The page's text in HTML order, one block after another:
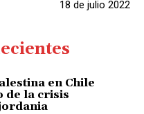
18 de julio 2022
en Chile
de la crisis